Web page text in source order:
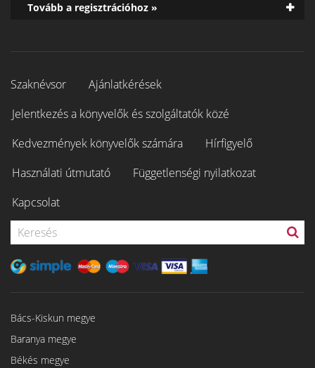
Tovább a regisztrációhoz »
Szaknévsor
Ajánlatkérések
Jelentkezés a könyvelők és szolgáltatók közé
Kedvezmények könyvelők számára
Hírfigyelő
Használati útmutató
Függetlenségi nyilatkozat
Kapcsolat
Bács-Kiskun megye
Baranya megye
Békés megye